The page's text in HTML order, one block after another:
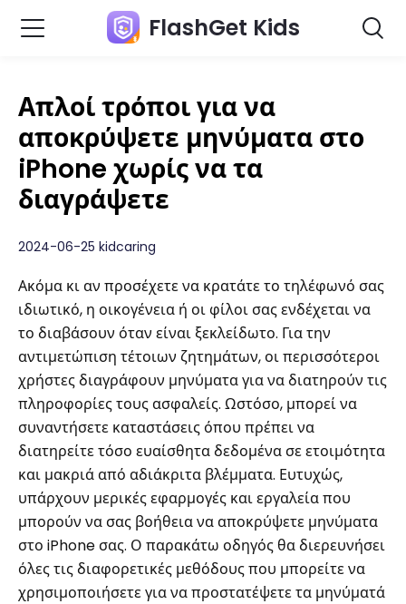
FlashGet Kids
Απλοί τρόποι για να
αποκρύψετε μηνύματα στο
iPhone χωρίς να τα
διαγράψετε
2024-06-25 kidcaring
Ακόμα κι αν προσέχετε να κρατάτε το τηλέφωνό σας
ιδιωτικό, η οικογένεια ή οι φίλοι σας ενδέχεται να
το διαβάσουν όταν είναι ξεκλείδωτο. Για την
αντιμετώπιση τέτοιων ζητημάτων, οι περισσότεροι
χρήστες διαγράφουν μηνύματα για να διατηρούν τις
πληροφορίες τους ασφαλείς. Ωστόσο, μπορεί να
συναντήσετε καταστάσεις όπου πρέπει να
διατηρείτε τόσο ευαίσθητα δεδομένα σε ετοιμότητα
και μακριά από αδιάκριτα βλέμματα. Ευτυχώς,
υπάρχουν μερικές εφαρμογές και εργαλεία που
μπορούν να σας βοήθεια να αποκρύψετε μηνύματα
στο iPhone σας. Ο παρακάτω οδηγός θα διερευνήσει
όλες τις διαφορετικές μεθόδους που μπορείτε να
χρησιμοποιήσετε για να προστατέψετε τα μηνύματά